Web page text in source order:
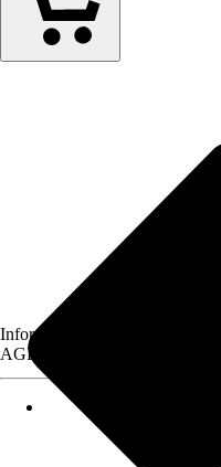
Informationen des Verkäufers,
AGB, finden Sie bei Klick auf